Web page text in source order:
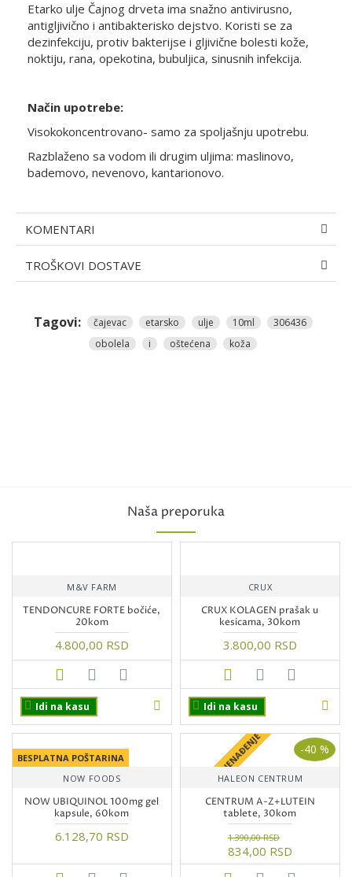
Etarko ulje Čajnog drveta ima snažno antivirusno,
antigljivično i antibakterisko dejstvo. Koristi se za
dezinfekciju, protiv bakterijse i gljivične bolesti kože,
noktiju, rana, opekotina, bubuljica, sinusnih infekcija.
Način upotrebe:
Visokokoncentrovano- samo za spoljašnju upotrebu.
Razblaženo sa vodom ili drugim uljima: maslinovo,
bademovo, nevenovo, kantarionovo.
KOMENTARI
TROŠKOVI DOSTAVE
Tagovi: čajevac etarsko ulje 10ml
306436
obolela
i oštećena koža
Naša preporuka
M&V FARM
TENDONCURE FORTE bočiće,
20kom
4.800,00 RSD
Idi na kasu
CRUX
CRUX KOLAGEN prašak u
kesicama, 30kom
3.800,00 RSD
Idi na kasu
BESPLATNA POŠTARINA
NOW FOODS
NOW UBIQUINOL 100mg gel
kapsule, 60kom
6.128,70 RSD
+ POKLON IZNENAĐENJE -40 %
HALEON CENTRUM
CENTRUM A-Z+LUTEIN
tablete, 30kom
834,00 RSD
1.390,00 RSD